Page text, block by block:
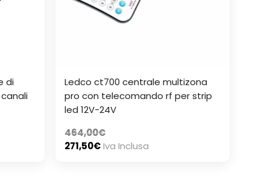
di
Ledco ct700 centrale multizona
pro con telecomando rf per strip
led 12V-24V
464,00€
271,50€Iva Inclusa